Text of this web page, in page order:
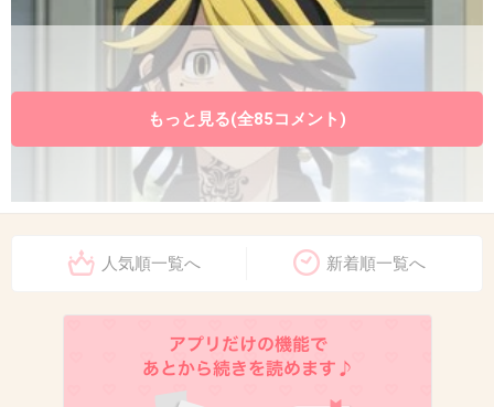
+20
もっと見る(全85コメント)
人気順一覧へ 新着順一覧へ